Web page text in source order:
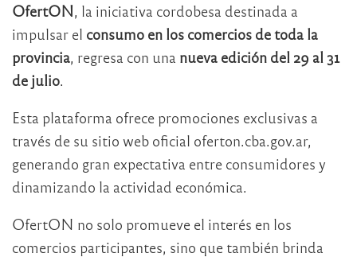
OfertON, la iniciativa cordobesa destinada a
impulsar el consumo en los comercios de toda la
provincia, regresa con una nueva edición del 29 al 31
de julio.
Esta plataforma ofrece promociones exclusivas a
través de su sitio web oficial oferton.cba.gov.ar,
generando gran expectativa entre consumidores y
dinamizando la actividad económica.
OfertON no solo promueve el interés en los
comercios participantes, sino que también brinda